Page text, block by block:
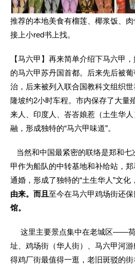
推荐的本地美食有榴莲、椰浆饭、
接上小red书上找。
【马六甲】 再来简单介绍下马六甲
的马六甲苏丹国首都。后来先后被
治，后来被列入联合国教科文组织
隆坡约2小时车程。市内保存了大量
来人、印度人、峇峇娘惹（土生华
融，形成独特的“马六甲味道”。
当然和中国最紧密的联络是郑和七
甲作为船队的中转基地和补给站，
通婚，形成了独特的“土生华人”文化
由来。而且 至今在马六甲鸡场街还
馆。
这里主要景点集中在老城区——荷
址、鸡场街（华人街）、马六甲河
得鸡厂街最值得一逛，老旧斑驳的